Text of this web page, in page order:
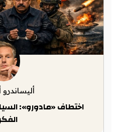
اختطاف «مادورو»: